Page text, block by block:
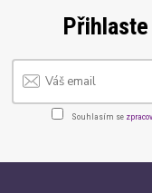
Souhlasím se